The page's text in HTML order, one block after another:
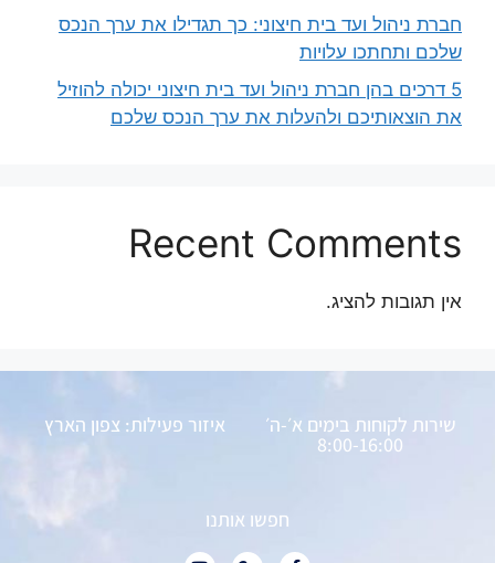
חברת ניהול ועד בית חיצוני: כך תגדילו את ערך הנכס
שלכם ותחתכו עלויות
5 דרכים בהן חברת ניהול ועד בית חיצוני יכולה להוזיל
את הוצאותיכם ולהעלות את ערך הנכס שלכם
Recent Comments
אין תגובות להציג.
שירות לקוחות בימים א׳-ה׳
8:00-16:00
איזור פעילות: צפון הארץ
חפשו אותנו